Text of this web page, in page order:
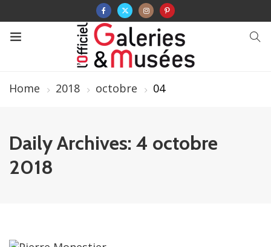
Home 2018 octobre 04
Daily Archives: 4 octobre
2018